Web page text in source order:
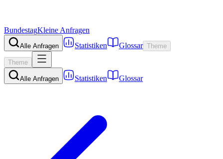
BundestagKleine Anfragen
Alle Anfragen Statistiken Glossar Theme
Theme
Alle Anfragen Statistiken Glossar